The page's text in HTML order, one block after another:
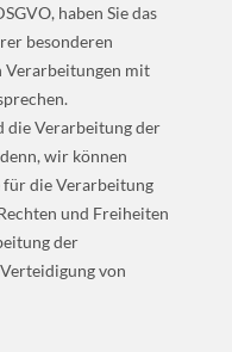
haben Sie das
besonderen
Verarbeitungen mit
die Verarbeitung der
wir können
für die Verarbeitung
und Freiheiten
der
von